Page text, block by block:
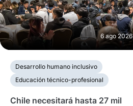
6 ago 2026
Desarrollo humano inclusivo
Educación técnico-profesional
Chile necesitará hasta 27 mil